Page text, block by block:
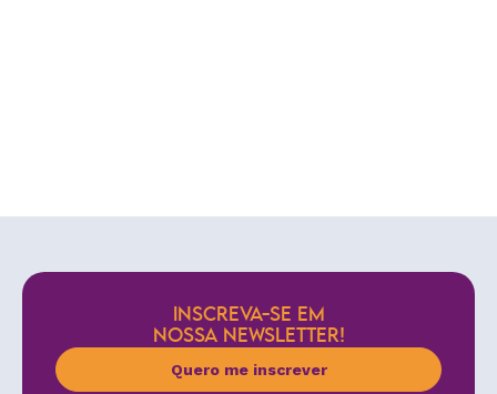
INSCREVA-SE EM
NOSSA NEWSLETTER!
Quero me inscrever